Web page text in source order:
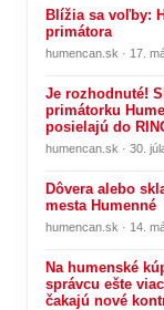
Blížia sa voľby:
primátora
humencan.sk · 17.
Je rozhodnuté!
primátorku
posielajú do
humencan.sk · 30.
Dôvera alebo
mesta Humenné
humencan.sk · 14.
Na humenské
správcu ešte
čakajú nové